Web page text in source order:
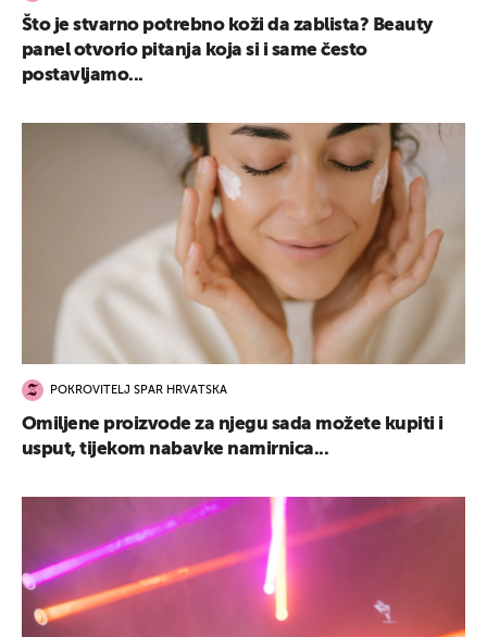
Što je stvarno potrebno koži da zablista? Beauty
panel otvorio pitanja koja si i same često
postavljamo...
POKROVITELJ SPAR HRVATSKA
Omiljene proizvode za njegu sada možete kupiti i
usput, tijekom nabavke namirnica...